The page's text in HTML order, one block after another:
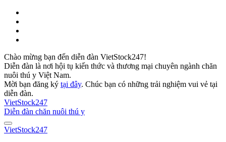
Chào mừng bạn đến diễn đàn VietStock247!
Diễn đàn là nơi hội tụ kiến thức và thương mại chuyên ngành chăn
nuôi thú y Việt Nam.
Mời bạn đăng ký tại đây. Chúc bạn có những trải nghiệm vui vẻ tại
diễn đàn.
VietStock247
Diễn đàn chăn nuôi thú y
VietStock247